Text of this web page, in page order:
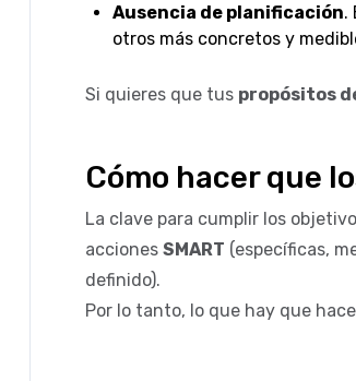
Ausencia de planificación.
otros más concretos y
Si quieres que tus propósitos
Cómo hacer que
La clave para cumplir los
acciones SMART (específicas,
definido).
Por lo tanto, lo que hay que